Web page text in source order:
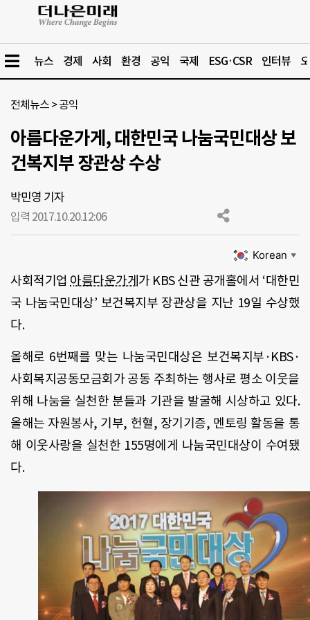
뉴스 경제 사회 환경 공익 국제 ESG·CSR 인터뷰
전체뉴스 >공익
아름다운가게, 대한민국 나눔국민대상 보
건복지부 장관상 수상
박민영 기자
입력 2017.10.20.12:06
Korean ▼
사회적기업 아름다운가게 가 KBS 신관 공개홀에서 ‘대한민
국 나눔국민대상’ 보건복지부 장관상을 지난 19일 수상했
다.
올해로 6번째를 맞는 나눔국민대상은 보건복지부·KBS·
사회복지공동모금회가 공동 주최하는 행사로 평소 이웃을
위해 나눔을 실천한 분들과 기관을 발굴해 시상하고 있다.
올해는 자원봉사, 기부, 헌혈, 장기기증, 멘토링 활동을 통
해 이웃사랑을 실천한 155명에게 나눔국민대상이 수여됐
다.